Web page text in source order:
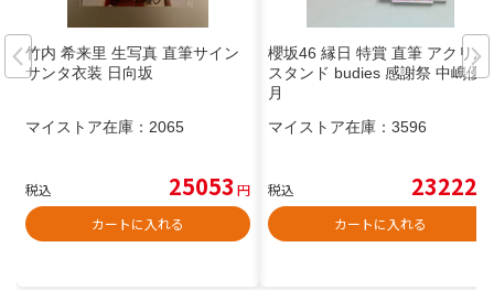
竹内 希来里 生写真 直筆サイン
サンタ衣装 日向坂
マイストア在庫： 2065
税込 25053 円
カートに入れる
櫻坂46 縁日 特賞 直筆 アクリル
スタンド budies 感謝祭 中嶋優
月
マイストア在庫： 3596
税込 23222
カートに入れる